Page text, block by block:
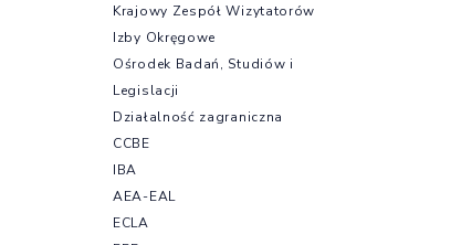
Krajowy Zespół Wizytatorów
Izby Okręgowe
Ośrodek Badań, Studiów i
Legislacji
Działalność zagraniczna
CCBE
IBA
AEA-EAL
ECLA